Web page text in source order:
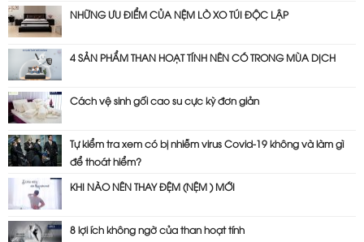
NHỮNG ƯU ĐIỂM CỦA NỆM LÒ XO TÚI ĐỘC LẬP
4 SẢN PHẨM THAN HOẠT TÍNH NÊN CÓ TRONG MÙA DỊCH
Cách vệ sinh gối cao su cực kỳ đơn giản
Tự kiểm tra xem có bị nhiễm virus Covid-19 không và làm gì
để thoát hiểm?
KHI NÀO NÊN THAY ĐỆM (NỆM ) MỚI
8 lợi ích không ngờ của than hoạt tính